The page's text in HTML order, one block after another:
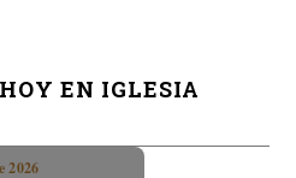
EN IGLESIA
2026